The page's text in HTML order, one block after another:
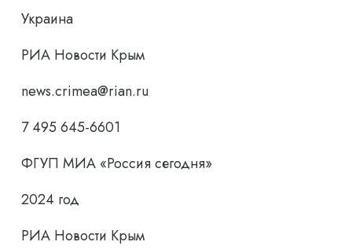
Украина
РИА Новости Крым
news.crimea@rian.ru
7 495 645-6601
ФГУП МИА «Россия сегодня»
2024 год
РИА Новости Крым